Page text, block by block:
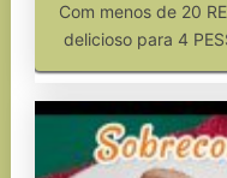
Com menos de 20
delicioso para 4